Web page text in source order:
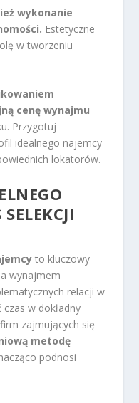
wykonanie
Estetyczne
w tworzeniu
cenę wynajmu
Przygotuj
idealnego najemcy
lokatorów.
to kluczowy
wynajmem
relacji w
w dokładny
zajmujących się
metodę
podnosi